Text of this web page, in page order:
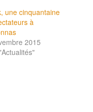
une cinquantaine
à
2015